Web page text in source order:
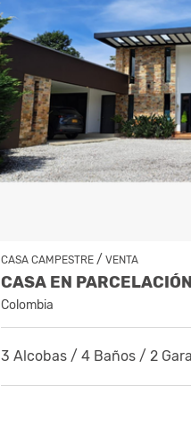
CASA CAMPESTRE / VENTA
Colombia
3 Alcobas / 4 Baños / 2